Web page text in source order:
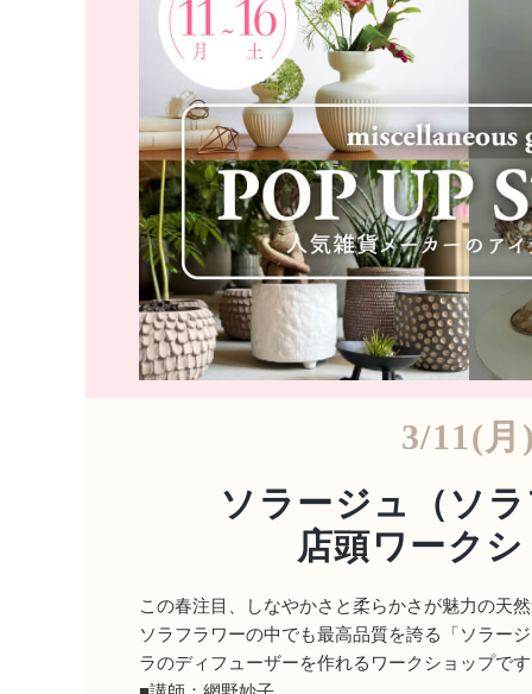
3/11(月
ソラージュ（ソ
店頭ワーク
この春注目、しなやかさと柔らかさが魅力の天
ソラフラワーの中でも最高品質を誇る「ソラー
ラのディフューザーを作れるワークショップで